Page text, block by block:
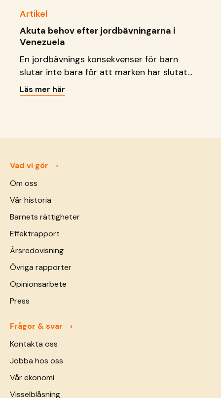
Artikel
Akuta behov efter jordbävningarna i
Venezuela
En jordbävnings konsekvenser för barn
slutar inte bara för att marken har slutat
att skaka. Läs vad vi gör just nu.
Läs mer här
Vad vi gör
Om oss
Vår historia
Barnets rättigheter
Effektrapport
Årsredovisning
Övriga rapporter
Opinionsarbete
Press
Frågor & svar
Kontakta oss
Jobba hos oss
Vår ekonomi
Visselblåsning